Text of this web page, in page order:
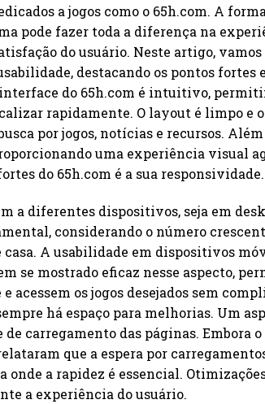
a jogos como o 65h.com. A
pode fazer toda a diferença na
do usuário. Neste artigo,
destacando os pontos fortes
do 65h.com é intuitivo,
rapidamente. O layout é limpo e
por jogos, notícias e recursos. Além
uma experiência visual
do 65h.com é a sua responsividade.
a diferentes dispositivos, seja em
considerando o número
casa. A usabilidade em dispositivos
se mostrado eficaz nesse aspecto,
acessem os jogos desejados sem
há espaço para melhorias. Um
carregamento das páginas. Embora
que a espera por
onde a rapidez é essencial.
a experiência do usuário.